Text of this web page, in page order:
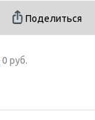
Поделиться
0 руб.